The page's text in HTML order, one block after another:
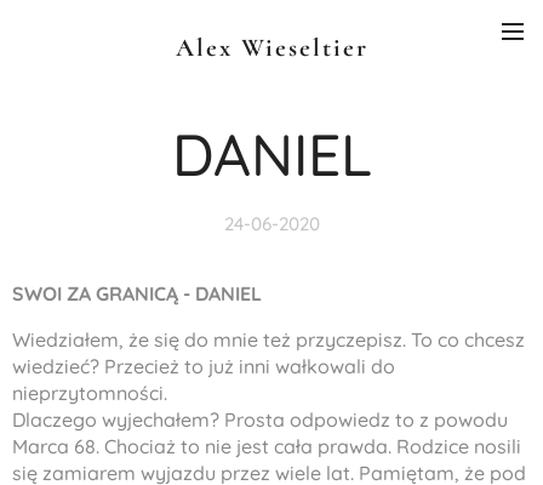
Alex Wieseltier
DANIEL
24-06-2020
SWOI ZA GRANICĄ - DANIEL
Wiedziałem, że się do mnie też przyczepisz. To co chcesz
wiedzieć? Przecież to już inni wałkowali do
nieprzytomności.
Dlaczego wyjechałem? Prosta odpowiedz to z powodu
Marca 68. Chociaż to nie jest cała prawda. Rodzice nosili
się zamiarem wyjazdu przez wiele lat. Pamiętam, że pod